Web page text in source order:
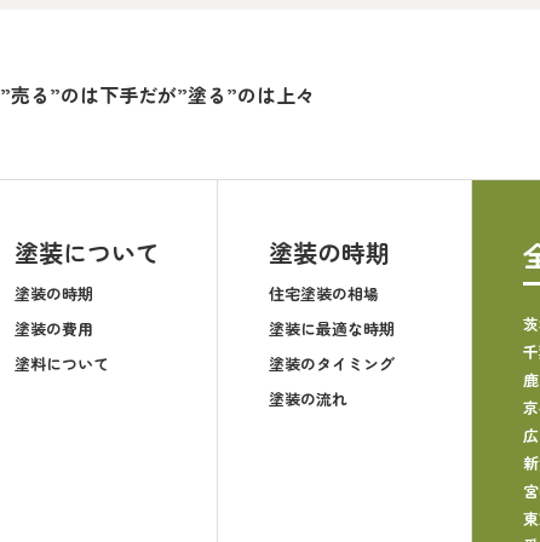
”売る”のは下手だが”塗る”のは上々
塗装について
塗装の時期
塗装の費用
塗料について
塗装の時期
住宅塗装の相場
塗装に最適な時期
塗装のタイミング
塗装の流れ